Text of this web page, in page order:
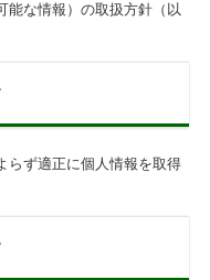
能な情報）の取扱方針（以
らず適正に個人情報を取得